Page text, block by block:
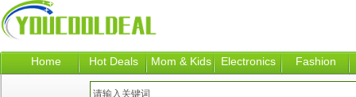
Home Hot Deals Mom & Kids Electronics Fashion